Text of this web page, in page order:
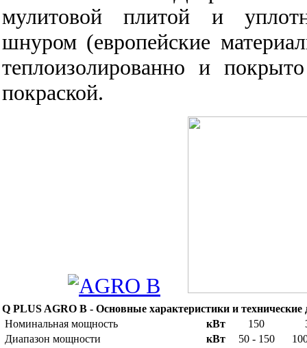
мулитовой плитой и
шнуром (европейские
теплоизолированно и
покраской.
Q PLUS AGRO B - Основные характеристики и технические
Номинальная мощность
кВт 150
Диапазон мощности
кВт 50 - 150